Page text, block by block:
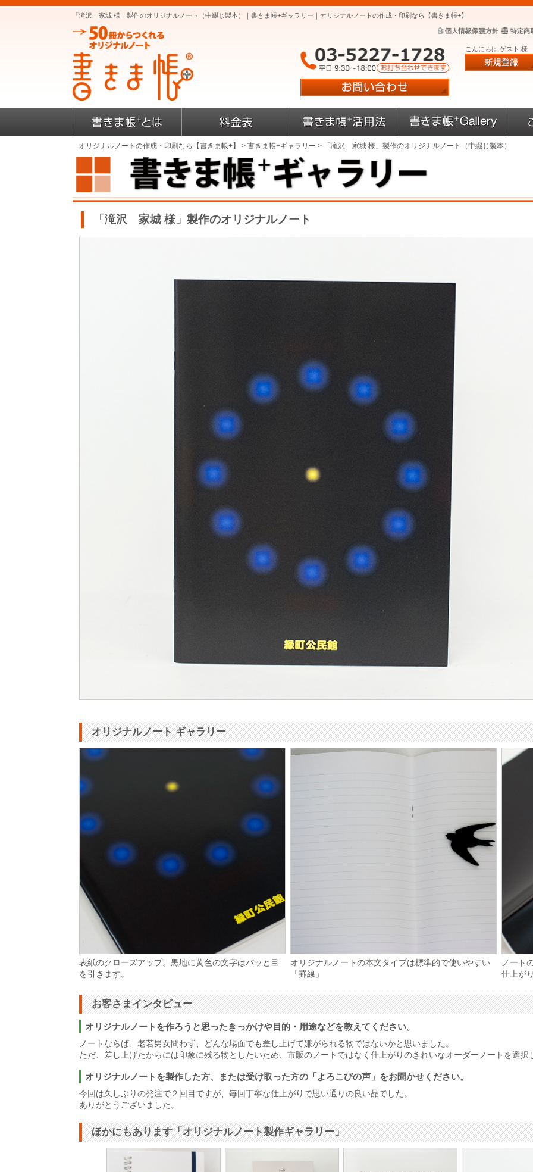
「滝沢 家城 様」製作のオリジナルノート（中綴じ製本）｜書きま帳+ギャラリー｜オリジナルノートの作成・印刷なら【書きま帳+】
こんにちは ゲスト 様
オリジナルノートの作成・印刷なら【書きま帳+】 > 書きま帳+ギャラリー > 「滝沢 家城 様」製作のオリジナルノート（中綴じ製本）
「滝沢 家城 様」製作のオリジナルノート
オリジナルノート ギャラリー
表紙のクローズアップ。黒地に黄色の文字はパッと目
を引きます。
オリジナルノートの本文タイプは標準的で使いやすい
「罫線」
ノート
仕上が
お客さまインタビュー
オリジナルノートを作ろうと思ったきっかけや目的・用途などを教えてください。
ノートならば、老若男女問わず、どんな場面でも差し上げて嫌がられる物ではないかと思いました。
ただ、差し上げたからには印象に残る物としたいため、市販のノートではなく仕上がりのきれいなオーダーノートを選択
オリジナルノートを製作した方、または受け取った方の「よろこびの声」をお聞かせください。
今回は久しぶりの発注で２回目ですが、毎回丁寧な仕上がりで思い通りの良い品でした。
ありがとうございました。
ほかにもあります「オリジナルノート製作ギャラリー」